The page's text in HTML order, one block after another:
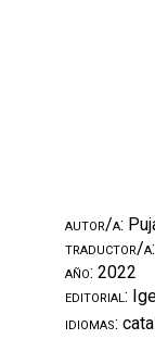
autor/a:
traductor/a:
año: 2022
editorial:
idiomas: